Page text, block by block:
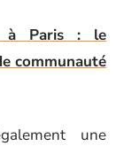
à Paris : le
communauté
une